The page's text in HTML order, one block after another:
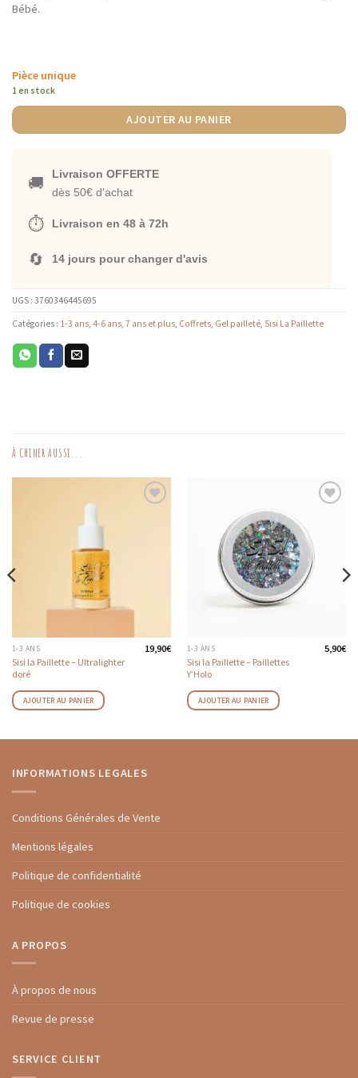
Bébé.
Pièce unique
1 en stock
AJOUTER AU PANIER
🚚
Livraison OFFERTE
dès 50€ d'achat
⏱️ Livraison en 48 à 72h
🔄 14 jours pour changer d'avis
UGS : 3760346445695
Catégories : 1-3 ans 4-6 ans 7 ans et plus Coffrets Gel pailleté Sisi La Paillette
À CHINER AUSSI...
1-3 ANS
Sisi la Paillette – Ultralighter
doré
19,90€
AJOUTER AU PANIER
AUX
FAVORIS
1-3 ANS
Sisi la Paillette – Paillettes
Y’Holo
5,90€
AJOUTER AU PANIER
INFORMATIONS LEGALES
Conditions Générales de Vente
Mentions légales
Politique de confidentialité
Politique de cookies
A PROPOS
À propos de nous
Revue de presse
SERVICE CLIENT